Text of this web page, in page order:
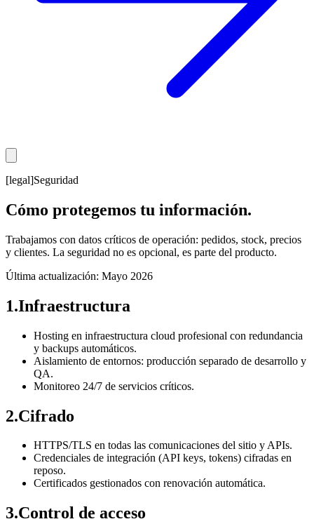
[legal]Seguridad
Cómo protegemos tu información.
Trabajamos con datos críticos de operación: pedidos, stock, precios
y clientes. La seguridad no es opcional, es parte del producto.
Última actualización: Mayo 2026
1.Infraestructura
Hosting en infraestructura cloud profesional con redundancia
y backups automáticos.
Aislamiento de entornos: producción separado de desarrollo y
QA.
Monitoreo 24/7 de servicios críticos.
2.Cifrado
HTTPS/TLS en todas las comunicaciones del sitio y APIs.
Credenciales de integración (API keys, tokens) cifradas en
reposo.
Certificados gestionados con renovación automática.
3.Control de acceso